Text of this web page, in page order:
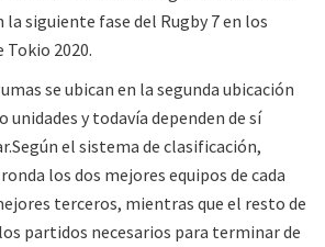
la siguiente fase del Rugby 7 en los
Tokio 2020.
se ubican en la segunda ubicación
unidades y todavía dependen de sí
el sistema de clasificación,
los dos mejores equipos de cada
terceros, mientras que el resto de
partidos necesarios para terminar de